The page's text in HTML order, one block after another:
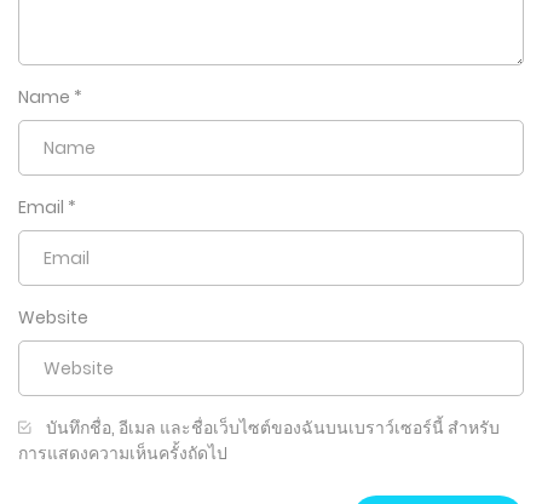
Name *
Email *
Website
บันทึกชื่อ, อีเมล และชื่อเว็บไซต์ของฉันบนเบราว์เซอร์นี้ สำหรับ
การแสดงความเห็นครั้งถัดไป